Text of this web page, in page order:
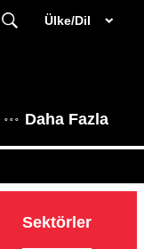
Ülke/Dil
Daha Fazla
Sektörler